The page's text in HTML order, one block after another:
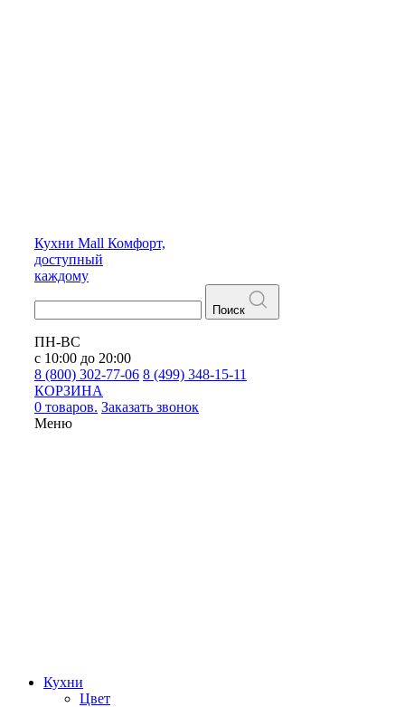
Кухни Mall Комфорт,
доступный
каждому
Поиск
ПН-ВС
с 10:00 до 20:00
8 (800) 302-77-06 8 (499) 348-15-11
КОРЗИНА
0 товаров. Заказать звонок
Меню
Кухни
Цвет